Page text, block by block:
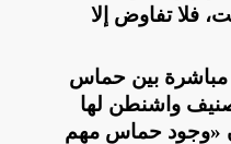
فلا تفاوض إلا
مباشرة بين حماس
واشنطن لها
«وجود حماس مهم